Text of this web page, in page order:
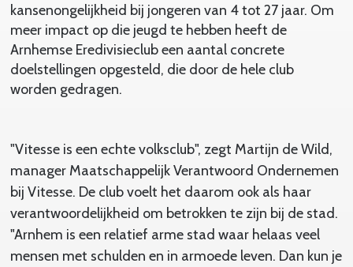
kansenongelijkheid bij jongeren van 4 tot 27 jaar. Om
meer impact op die jeugd te hebben heeft de
Arnhemse Eredivisieclub een aantal concrete
doelstellingen opgesteld, die door de hele club
worden gedragen.
"Vitesse is een echte volksclub", zegt Martijn de Wild,
manager Maatschappelijk Verantwoord Ondernemen
bij Vitesse. De club voelt het daarom ook als haar
verantwoordelijkheid om betrokken te zijn bij de stad.
"Arnhem is een relatief arme stad waar helaas veel
mensen met schulden en in armoede leven. Dan kun je